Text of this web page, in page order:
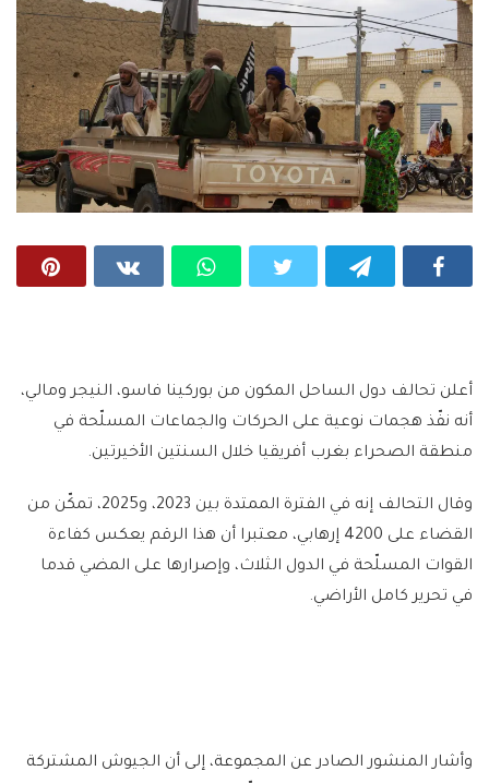
أعلن تحالف دول الساحل المكون من بوركينا فاسو، النيجر ومالي،
أنه نفّذ هجمات نوعية على الحركات والجماعات المسلّحة في
منطقة الصحراء بغرب أفريقيا خلال السنتين الأخيرتين.
وقال التحالف إنه في الفترة الممتدة بين 2023، و2025، تمكّن من
القضاء على 4200 إرهابي، معتبرا أن هذا الرقم يعكس كفاءة
القوات المسلّحة في الدول الثلاث، وإصرارها على المضي قدما
في تحرير كامل الأراضي.
وأشار المنشور الصادر عن المجموعة، إلى أن الجيوش المشتركة